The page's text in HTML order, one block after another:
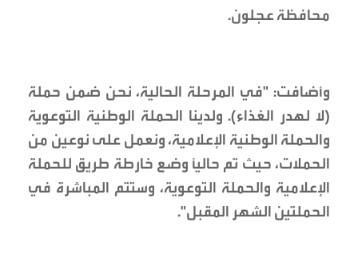
محافظة عجلون.
وأضافت: "في المرحلة الحالية، نحن ضمن حملة
(لا لهدر الغذاء). ولدينا الحملة الوطنية التوعوية
والحملة الوطنية الإعلامية، ونعمل على نوعين من
الحملات، حيث تم حاليًا وضع خارطة طريق للحملة
الإعلامية والحملة التوعوية، وستتم المباشرة في
الحملتين الشهر المقبل".